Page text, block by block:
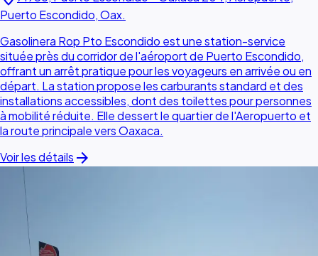
Puerto Escondido, Oax.
Gasolinera Rop Pto Escondido est une station-service
située près du corridor de l'aéroport de Puerto Escondido,
offrant un arrêt pratique pour les voyageurs en arrivée ou en
départ. La station propose les carburants standard et des
installations accessibles, dont des toilettes pour personnes
à mobilité réduite. Elle dessert le quartier de l'Aeropuerto et
la route principale vers Oaxaca.
Voir les détails arrow_forward